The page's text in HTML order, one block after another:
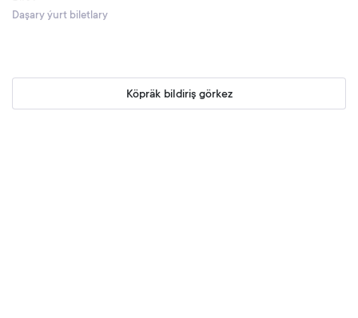
Daşary ýurt biletlary
Köpräk bildiriş görkez